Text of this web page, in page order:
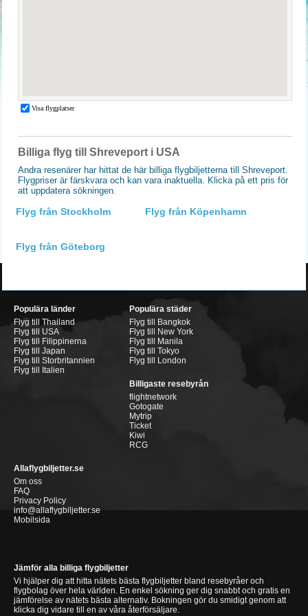
Billiga flyg till Shreveport i USA
Andra resenärer har hittat de här billiga flygbiljetterna till Shreveport.
Flygpriser är färskvara och kan vara inaktuella. Klicka på ett pris för
att uppdatera sökningen.
Flyg från Stockholm Flyg från Köpenhamn
Flyg från Göteborg
Populära länder
Flyg till Thailand
Flyg till USA
Flyg till Filippinerna
Flyg till Japan
Flyg till Storbritannien
Flyg till Italien
Populära städer
Flyg till Bangkok
Flyg till New York
Flyg till Manila
Flyg till Tokyo
Flyg till London
Billigaste resebyrån
flightnetwork
Gotogate
Mytrip
Ticket
Kiwi
RCG
Allaflygbiljetter.se
Om oss
FAQ
Privacy Policy
info@allaflygbiljetter.se
Mobilsida
Jämför alla billiga flygbiljetter
Vi hjälper dig att hitta nätets bästa flygbiljetter bland resebyråer och
flygbolag över hela världen. En enkel sökning ger dig snabbt och gratis en
jämförelse av nätets bästa alternativ. Bokningen gör du smidigt genom att
klicka dig vidare till en av våra återförsäljare.